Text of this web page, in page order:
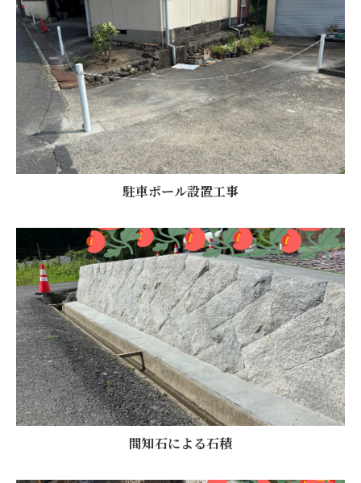
駐車ポール設置工事
間知石による石積